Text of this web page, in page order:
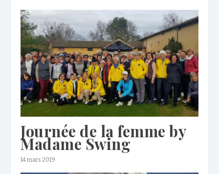
Journée de la femme by
Madame Swing
14 mars 2019